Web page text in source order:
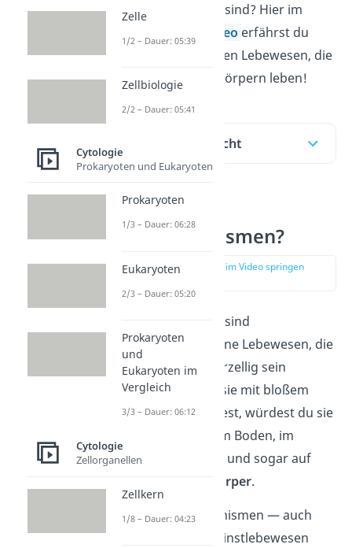
Mikroorganismen
sind? Hier im
Video erfährst du
alles über die kleinen Lebewesen, die
sogar in unseren Körpern leben!
Inhaltsübersicht
Was sind
Mikroorganismen?
zur Stelle im Video springen
sind
mikroskopisch kleine Lebewesen, die
einzellig oder mehrzellig sein
können. Wenn du sie mit bloßem
Auge sehen könntest, würdest du sie
finden — im Boden, im
Wasser, in der Luft und sogar auf
Körper.
Zu den Mikroorganismen — auch
Mikroben oder Kleinstlebewesen
Zelle
1/2 – Dauer: 05:39
Zellbiologie
2/2 – Dauer: 05:41
Cytologie
Prokaryoten und Eukaryoten
Prokaryoten
1/3 – Dauer: 06:28
Eukaryoten
2/3 – Dauer: 05:20
Prokaryoten
und
Eukaryoten im
Vergleich
3/3 – Dauer: 06:12
Cytologie
Zellorganellen
Zellkern
1/8 – Dauer: 04:23